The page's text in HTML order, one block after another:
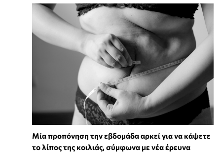
Μία προπόνηση την εβδομάδα αρκεί για να κάψετε
το λίπος της κοιλιάς, σύμφωνα με νέα έρευνα